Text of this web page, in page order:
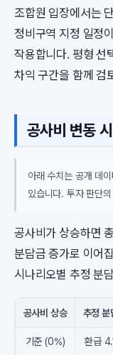
조합원 입장에서는
정비구역 지정 일정
작용합니다. 평형 선
차익 구간을 함께 검
공사비 변동
아래 수치는 공개 데
있습니다. 투자 판단
공사비가 상승하면
분담금 증가로 이어
시나리오별 추정 분
공사비 상승 추정 분
기준 (0%) 환급